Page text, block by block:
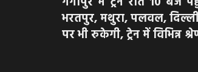
भरतपुर, मथुरा, पलवल,
पर भी रुकेगी, ट्रेन में विभिन्न